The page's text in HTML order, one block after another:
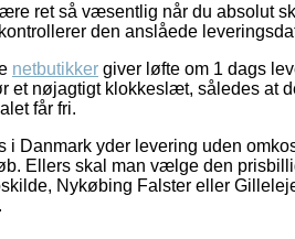
ret så væsentlig når du absolut
den anslåede
netbutikker giver løfte om 1 dags
et nøjagtigt klokkeslæt, således at
får fri.
i Danmark yder levering uden
Ellers skal man vælge den
Nykøbing Falster eller